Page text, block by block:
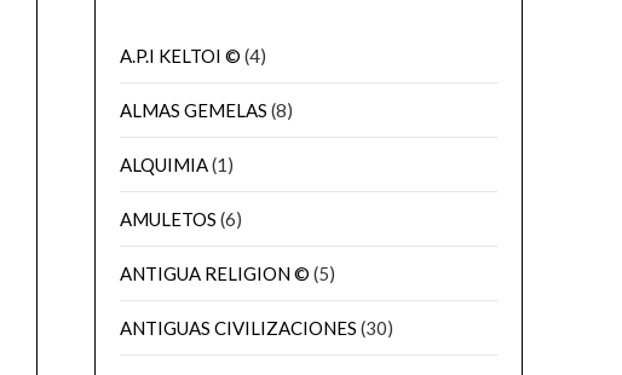
A.P.I KELTOI © (4)
ALMAS GEMELAS (8)
ALQUIMIA(1)
AMULETOS (6)
ANTIGUA RELIGION © (5)
ANTIGUAS CIVILIZACIONES (30)